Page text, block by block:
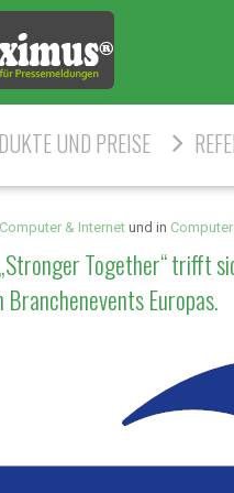
UND PREISE
Computer & Internet und in
Together“ trifft
Europas.